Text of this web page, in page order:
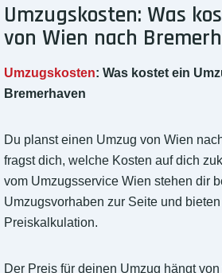
Umzugskosten: Was
von Wien nach
Umzugskosten: Was kostet ein
Bremerhaven
Du planst einen Umzug von Wien
fragst dich, welche Kosten auf dich
vom Umzugsservice Wien stehen dir
Umzugsvorhaben zur Seite und
Preiskalkulation.
Der Preis für deinen Umzug hängt